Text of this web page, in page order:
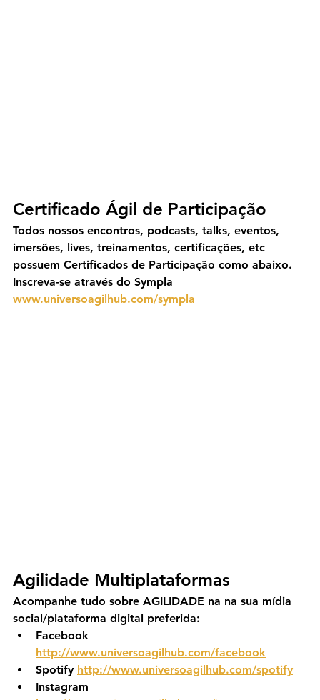
Certificado Ágil de Participação
Todos nossos encontros, podcasts, talks, eventos,
imersões, lives, treinamentos, certificações, etc
possuem Certificados de Participação como abaixo.
Inscreva-se através do Sympla
www.universoagilhub.com/sympla
Agilidade Multiplataformas
Acompanhe tudo sobre AGILIDADE na na sua mídia
social/plataforma digital preferida:
Facebook
http://www.universoagilhub.com/facebook
Spotify http://www.universoagilhub.com/spotify
Instagram